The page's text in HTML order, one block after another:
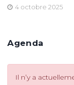
4 octobre 2025
Agenda
Il n’y a